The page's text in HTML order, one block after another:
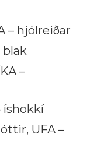
– hjólreiðar
blak
–
íshokkí
UFA –